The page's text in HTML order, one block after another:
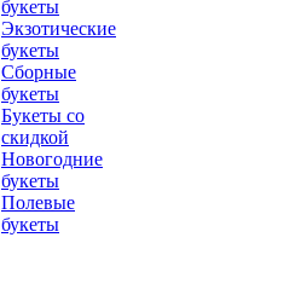
букеты
Экзотические
букеты
Сборные
букеты
Букеты со
скидкой
Новогодние
букеты
Полевые
букеты